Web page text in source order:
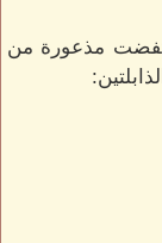
مذعورة من